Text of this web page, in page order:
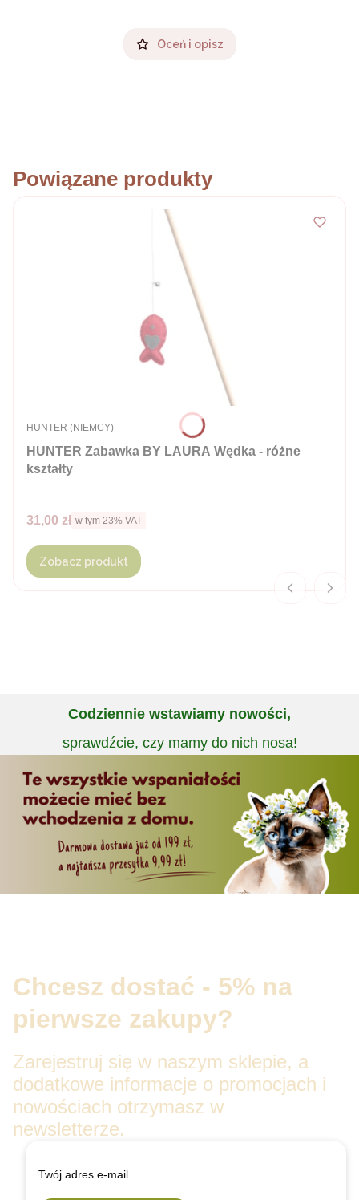
Oceń i opisz
Powiązane produkty
HUNTER Zabawka BY LAURA Wędka - różne
kształty
PRODUCENT
HUNTER (NIEMCY)
Cena brutto
31,00 zł w tym %s VAT
w tym 23% VAT
Zobacz produkt
Codziennie wstawiamy nowości,
sprawdźcie, czy mamy do nich nosa!
Chcesz dostać - 5% na
pierwsze zakupy?
Zarejestruj się w naszym sklepie, a
dodatkowe informacje o promocjach i
nowościach otrzymasz w
newsletterze.
Twój adres e-mail